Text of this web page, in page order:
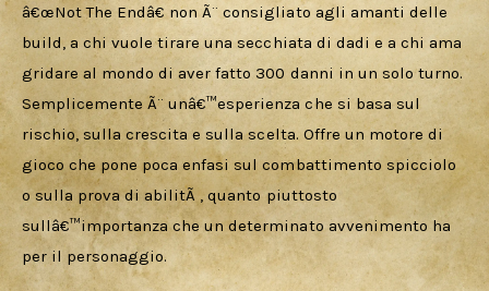
â€œNot The Endâ€ non Ã¨ consigliato agli amanti delle
build, a chi vuole tirare una secchiata di dadi e a chi ama
gridare al mondo di aver fatto 300 danni in un solo turno.
Semplicemente Ã¨ unâ€™esperienza che si basa sul
rischio, sulla crescita e sulla scelta. Offre un motore di
gioco che pone poca enfasi sul combattimento spicciolo
o sulla prova di abilitÃ , quanto piuttosto
sullâ€™importanza che un determinato avvenimento ha
per il personaggio.